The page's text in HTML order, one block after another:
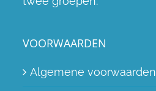
VOORWAARDEN
Algemene voorwaarden